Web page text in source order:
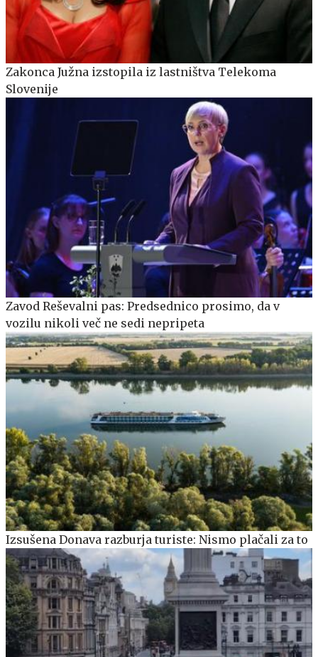
Zakonca Južna izstopila iz lastništva Telekoma
Slovenije
Zavod Reševalni pas: Predsednico prosimo, da v
vozilu nikoli več ne sedi nepripeta
Izsušena Donava razburja turiste: Nismo plačali za to